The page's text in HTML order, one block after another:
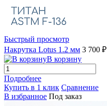
Быстрый просмотр
Накрутка Lotus 1.2 мм 3 700 ₽
В корзину
Подробнее
Купить в 1 клик Сравнение
В избранное Под заказ